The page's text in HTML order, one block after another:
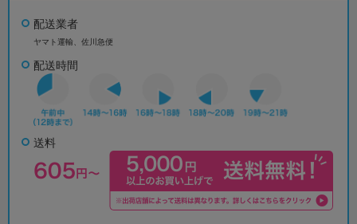
配送業者
ヤマト運輸、佐川急便
配送時間
送料